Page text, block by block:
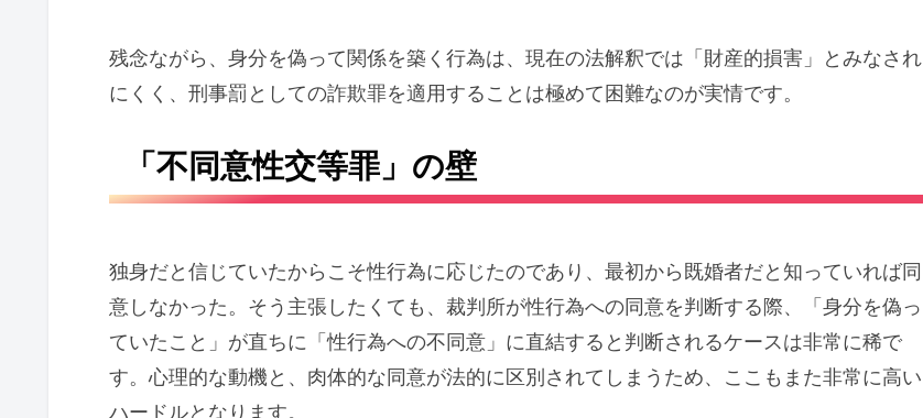
残念ながら、身分を偽って関係を築く行為は、現在の法解釈では「財産的損害」とみなされ
にくく、刑事罰としての詐欺罪を適用することは極めて困難なのが実情です。
「不同意性交等罪」の壁
独身だと信じていたからこそ性行為に応じたのであり、最初から既婚者だと知っていれば同
意しなかった。そう主張したくても、裁判所が性行為への同意を判断する際、「身分を偽っ
ていたこと」が直ちに「性行為への不同意」に直結すると判断されるケースは非常に稀で
す。心理的な動機と、肉体的な同意が法的に区別されてしまうため、ここもまた非常に高い
ハードルとなります。